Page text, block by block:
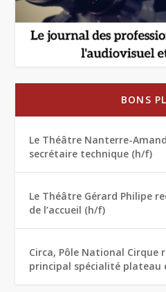
BONS
Le Théâtre Nanterre-
secrétaire technique (h/f)
Le Théâtre Gérard Philipe
de l’accueil (h/f)
Circa, Pôle National Cirque
principal spécialité